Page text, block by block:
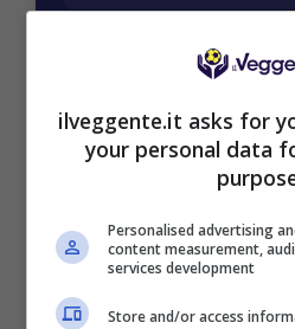
Fino a 2050€ bonus
Bonus Scommesse + 100%
Sport
Mostra
ilveggente.it asks for
your personal data
Personalised advertising
content measurement,
services development
Store and/or access